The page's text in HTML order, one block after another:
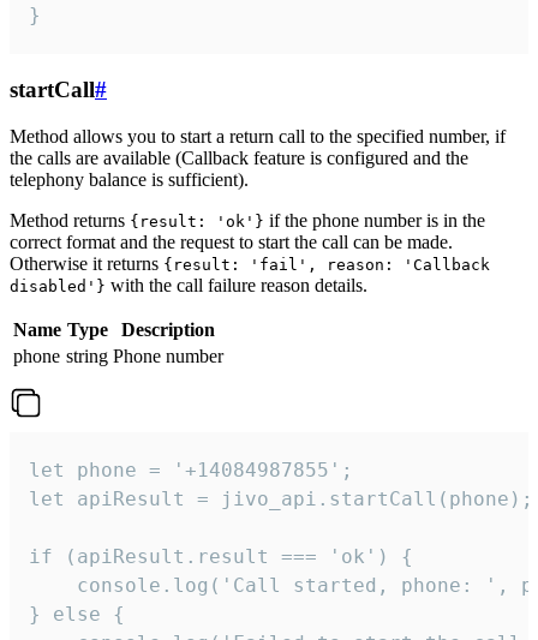
}
startCall#
Method allows you to start a return call to the specified number, if
the calls are available (Callback feature is configured and the
telephony balance is sufficient).
Method returns {result: 'ok'} if the phone number is in the
correct format and the request to start the call can be made.
Otherwise it returns {result: 'fail', reason: 'Callback
disabled'} with the call failure reason details.
Name Type
Description
phone string Phone number
let phone = '+14084987855';
let apiResult = jivo_api.startCall(phone);
if (apiResult.result === 'ok') {
console.log('Call started, phone: ',
} else {